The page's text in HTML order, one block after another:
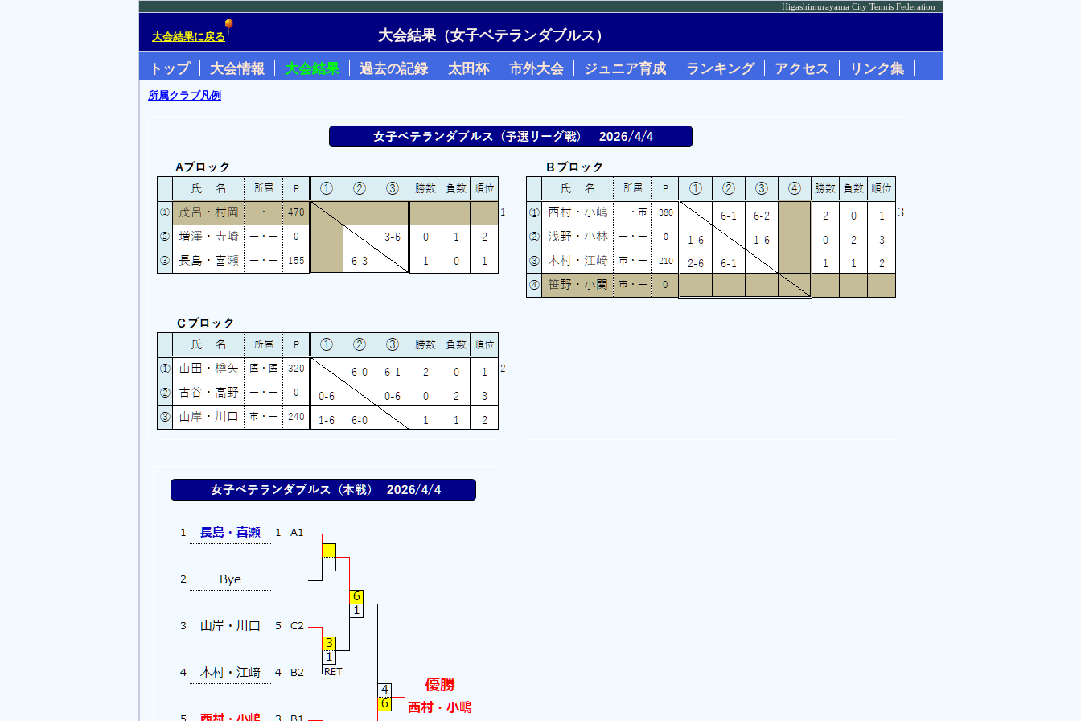
Higashimurayama City Tennis Federation
大会結果に戻る 大会結果（女子ベテランダブルス）
トップ 大会情報 大会結果 過去の記録 太田杯 市外大会 ジュニア育成 ランキング アクセス リンク集
所属クラブ凡例